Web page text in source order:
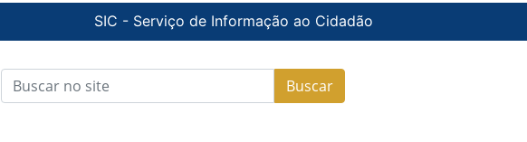
SIC - Serviço de Informação ao Cidadão
Buscar